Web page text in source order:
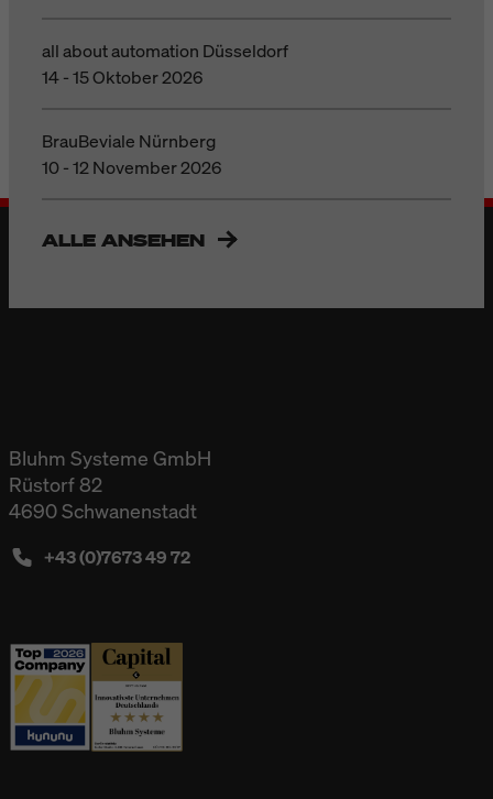
all about automation Düsseldorf
14 - 15 Oktober 2026
BrauBeviale Nürnberg
10 - 12 November 2026
ALLE ANSEHEN
Bluhm Systeme GmbH
Rüstorf 82
4690 Schwanenstadt
+43 (0)7673 49 72